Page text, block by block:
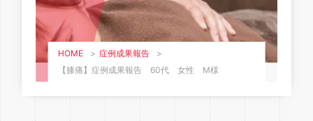
HOME > 症例成果報告
>
【膝痛】症例成果報告 60代 女性 M様